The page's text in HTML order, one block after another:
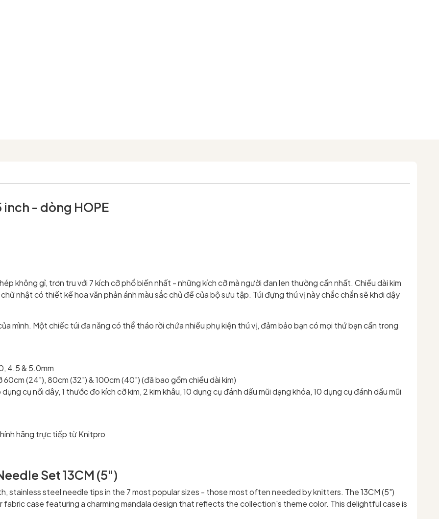
inch - dòng HOPE
không gỉ, trơn tru với 7 kích cỡ phổ biến nhất - những kích cỡ mà người đan len thường cần nhất. Chiều dài kim
nhật có thiết kế hoa văn phản ánh màu sắc chủ đề của bộ sưu tập. Túi đựng thú vị này chắc chắn sẽ khơi dậy
mình. Một chiếc túi đa năng có thể tháo rời chứa nhiều phụ kiện thú vị, đảm bảo bạn có mọi thứ bạn cần trong
4.0, 4.5 & 5.0mm
(24"), 80cm (32") & 100cm (40") (đã bao gồm chiều dài kim)
cụ nối dây, 1 thước đo kích cỡ kim, 2 kim khâu, 10 dụng cụ đánh dấu mũi dạng khóa, 10 dụng cụ đánh dấu mũi
hãng trực tiếp từ Knitpro
Set 13CM (5")
stainless steel needle tips in the 7 most popular sizes - those most often needed by knitters. The 13CM (5")
case featuring a charming mandala design that reflects the collection's theme color. This delightful case is